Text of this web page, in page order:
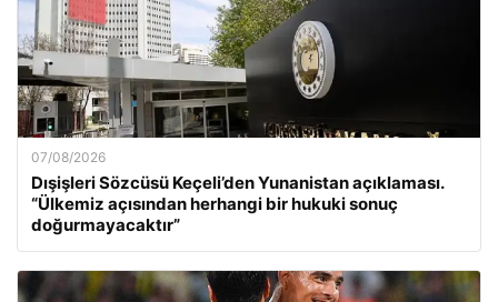
07/08/2026
Dışişleri Sözcüsü Keçeli’den Yunanistan açıklaması.
“Ülkemiz açısından herhangi bir hukuki sonuç
doğurmayacaktır”